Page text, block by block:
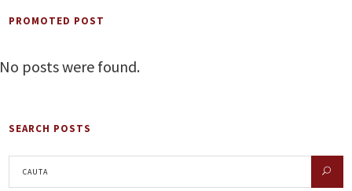
PROMOTED POST
No posts were found.
SEARCH POSTS